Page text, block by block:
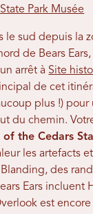
Park Musée
le sud depuis la
de Bears Ears,
arrêt à Site
de cet
plus !)
du chemin.
of the Cedars
les artefacts
des
Ears incluent
est